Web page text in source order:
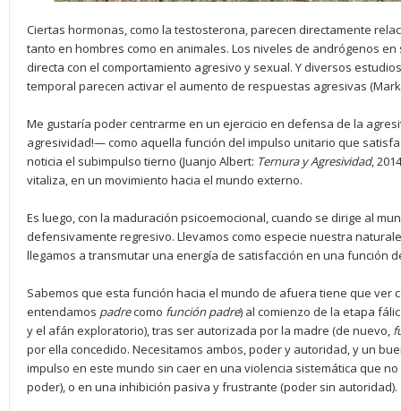
Ciertas hormonas, como la testosterona, parecen directamente
tanto en hombres como en animales. Los niveles de andrógenos
directa con el comportamiento agresivo y sexual. Y diversos
temporal parecen activar el aumento de respuestas agresivas
Me gustaría poder centrarme en un ejercicio en defensa de la
agresividad!— como aquella función del impulso unitario que
noticia el subimpulso tierno (Juanjo Albert: Ternura y Agresividad,
vitaliza, en un movimiento hacia el mundo externo.
Es luego, con la maduración psicoemocional, cuando se dirige al
defensivamente regresivo. Llevamos como especie nuestra
llegamos a transmutar una energía de satisfacción en una función
Sabemos que esta función hacia el mundo de afuera tiene que ver
entendamos padrecomo función padre) al comienzo de la etapa
y el afán exploratorio), tras ser autorizada por la madre (de nuevo,
por ella concedido. Necesitamos ambos, poder y autoridad, y un
impulso en este mundo sin caer en una violencia sistemática que
poder), o en una inhibición pasiva y frustrante (poder sin autoridad).